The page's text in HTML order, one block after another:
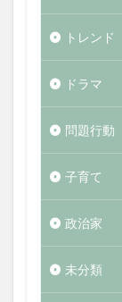
トレンド
ドラマ
問題行動
子育て
政治家
未分類